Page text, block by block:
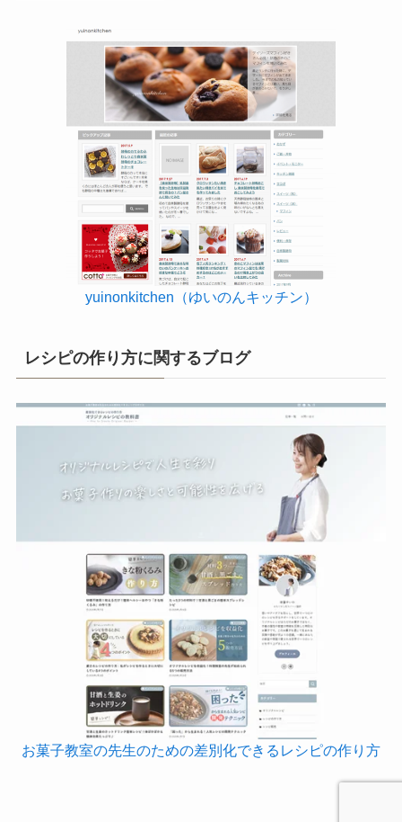
yuinonkitchen（ゆいのんキッチン）
レシピの作り方に関するブログ
お菓子教室の先生のための差別化できるレシピの作り方